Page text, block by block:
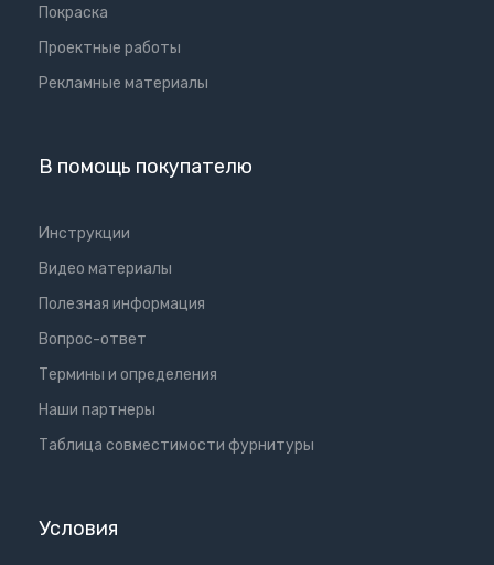
Покраска
Проектные работы
Рекламные материалы
В помощь покупателю
Инструкции
Видео материалы
Полезная информация
Вопрос-ответ
Термины и определения
Наши партнеры
Таблица совместимости фурнитуры
Условия